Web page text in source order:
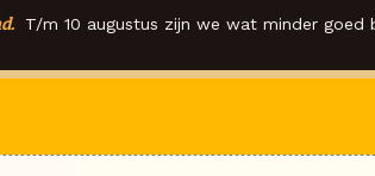
T/m 10 augustus zijn we wat minder goed